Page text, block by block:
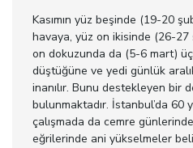
Kasımın yüz beşinde (19-20
havaya, yüz on ikisinde (26-
on dokuzunda da (5-6 mart)
düştüğüne ve yedi günlük
inanılır. Bunu destekleyen bir
bulunmaktadır. İstanbul’da 60
çalışmada da cemre
eğrilerinde ani yükselmeler